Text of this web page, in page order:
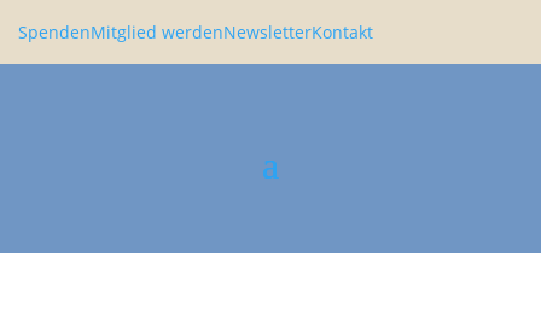
SpendenMitglied werdenNewsletterKontakt